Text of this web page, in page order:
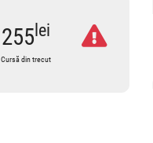
255 lei
Cursă din trecut